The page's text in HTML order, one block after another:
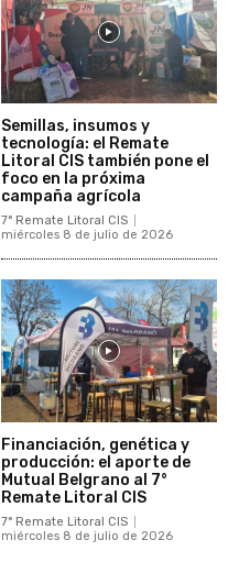
Semillas, insumos y
tecnología: el Remate
Litoral CIS también pone el
foco en la próxima
campaña agrícola
7° Remate Litoral CIS
miércoles 8 de julio de 2026
Financiación, genética y
producción: el aporte de
Mutual Belgrano al 7°
Remate Litoral CIS
7° Remate Litoral CIS
miércoles 8 de julio de 2026